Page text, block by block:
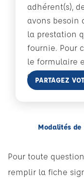
adhérent(s),
avons besoin
la prestation
fournie. Pour
le formulaire
ci-dessous :
En savoir plus
PARTAGEZ
Modalités
Pour toute
remplir la fiche